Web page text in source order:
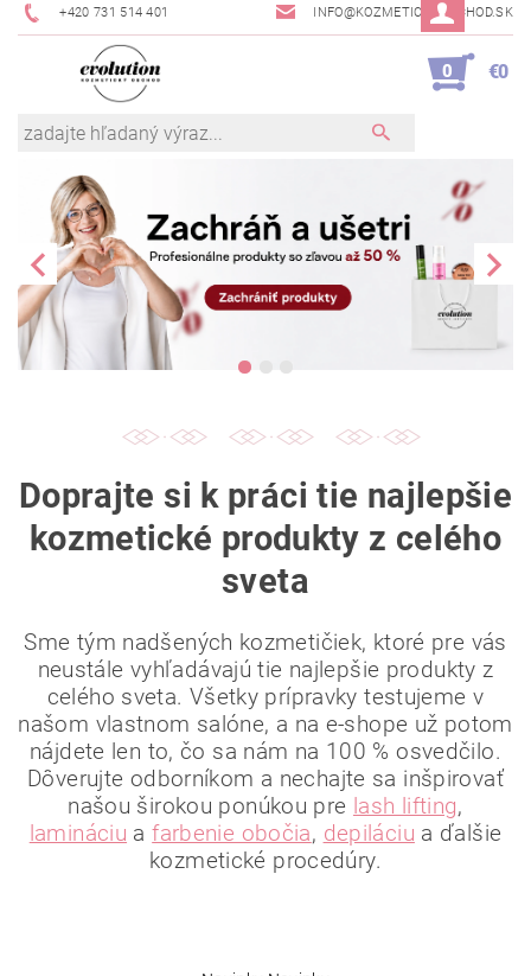
+420 731 514 401 INFO@KOZMETICKYOBCHOD.SK
0 €0
Doprajte si k práci tie najlepšie
kozmetické produkty z celého
sveta
Sme tým nadšených kozmetičiek, ktoré pre vás
neustále vyhľadávajú tie najlepšie produkty z
celého sveta. Všetky prípravky testujeme v
našom vlastnom salóne, a na e-shope už potom
nájdete len to, čo sa nám na 100 % osvedčilo.
Dôverujte odborníkom a nechajte sa inšpirovať
našou širokou ponúkou pre lash lifting,
lamináciu afarbenie obočia, depiláciu a ďalšie
kozmetické procedúry.